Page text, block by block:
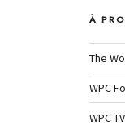
À
The
WPC
WPC TV